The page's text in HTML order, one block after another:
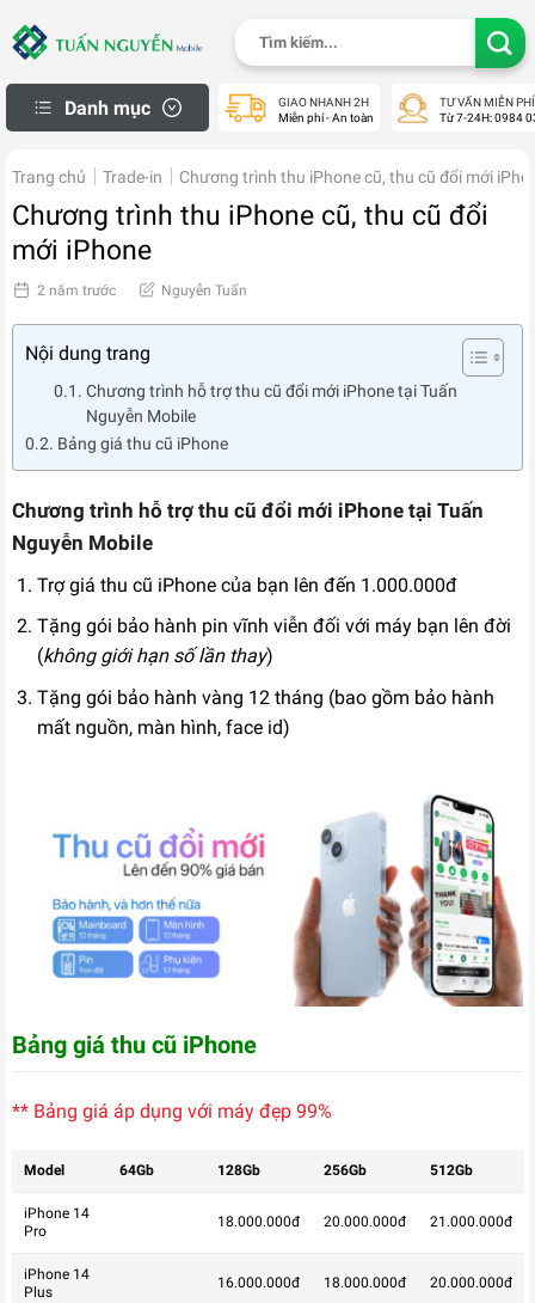
to
Tìm
Danh mục
Macbook cũ
Apple Watch cũ
iPad cũ
Laptop cũ
Máy Ảnh Cũ
Máy PS Cũ
Khách Hàng
Mua Hàng Trả Góp
Check Bảo Hành
GIAO NHANH 2H
Miễn phí - An toàn
TƯ VẤN MIỄN PHÍ
Từ 7-24H: 0984
Trang chủ Trade-in Chương trình thu iPhone cũ, thu cũ đổi mới
Chương trình thu iPhone cũ, thu cũ đổi
mới iPhone
2 năm trước Nguyễn Tuấn
Nội dung trang
Chương trình hỗ trợ thu cũ đổi mới iPhone tại Tuấn
Nguyễn Mobile
Bảng giá thu cũ iPhone
Chương trình hỗ trợ thu cũ đổi mới iPhone tại Tuấn
Nguyễn Mobile
Trợ giá thu cũ iPhone của bạn lên đến 1.000.000đ
Tặng gói bảo hành pin vĩnh viễn đối với máy bạn lên đời
(không giới hạn số lần thay)
Tặng gói bảo hành vàng 12 tháng (bao gồm bảo hành
mất nguồn, màn hình, face id)
Bảng giá thu cũ iPhone
** Bảng giá áp dụng với máy đẹp 99%
Model 64Gb 128Gb 256Gb 512Gb
iPhone 14
Pro
18.000.000đ 20.000.000đ 21.000.000đ
iPhone 14
Plus
16.000.000đ 18.000.000đ 20.000.000đ